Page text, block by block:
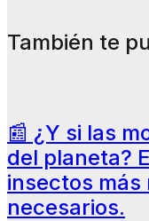
También te
📰 ¿Y si las
del planeta?
insectos
necesarios.